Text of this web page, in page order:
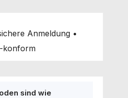
Anmeldung •
konform
sind wie